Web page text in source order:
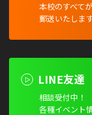
本校のすべて
郵送いたします
LINE友達
相談受付中！
各種イベント